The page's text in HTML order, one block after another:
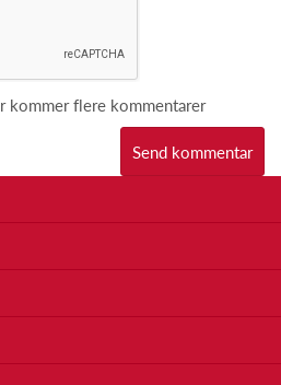
kommer flere kommentarer